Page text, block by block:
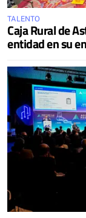
TALENTO
Caja Rural de
entidad en su